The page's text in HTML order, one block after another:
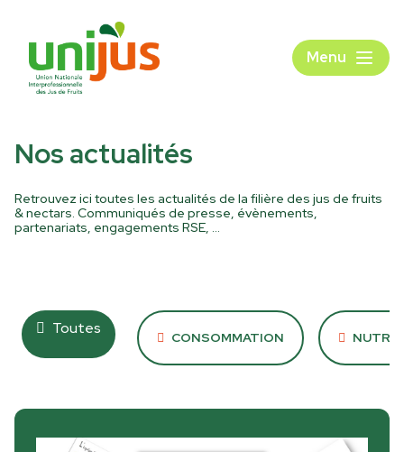
Menu
Nos actualités
Retrouvez ici toutes les actualités de la filière des jus de fruits
& nectars. Communiqués de presse, évènements,
partenariats, engagements RSE, …
Toutes CONSOMMATION